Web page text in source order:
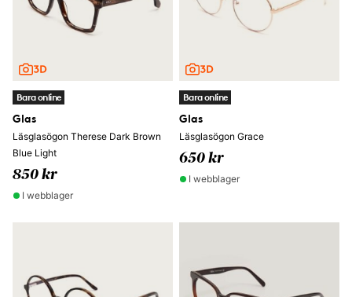
Bara online
Glas
Läsglasögon Therese Dark Brown
Blue Light
850 kr
I webblager
Bara online
Glas
Läsglasögon Grace
650 kr
I webblager